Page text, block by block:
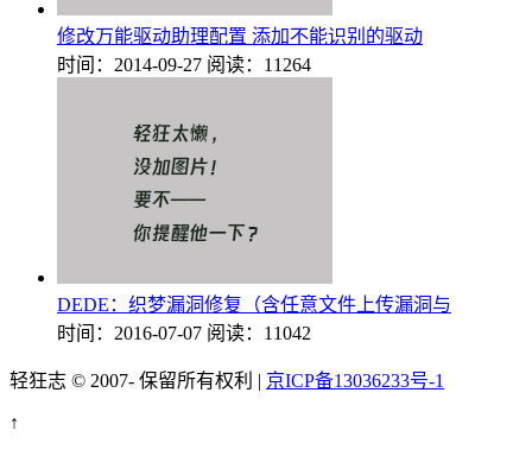
修改万能驱动助理配置 添加不能识别的驱动
时间：2014-09-27 阅读：11264
DEDE：织梦漏洞修复（含任意文件上传漏洞与
时间：2016-07-07 阅读：11042
轻狂志 © 2007- 保留所有权利 | 京ICP备13036233号-1
↑